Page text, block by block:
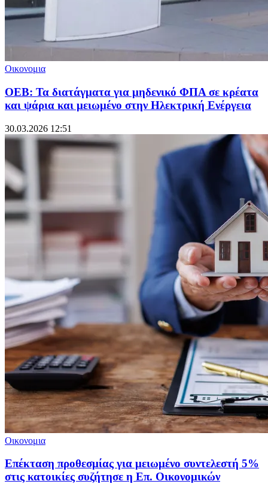
Οικονομια
ΟΕΒ: Τα διατάγματα για μηδενικό ΦΠΑ σε κρέατα
και ψάρια και μειωμένο στην Ηλεκτρική Ενέργεια
30.03.2026 12:51
Οικονομια
Επέκταση προθεσμίας για μειωμένο συντελεστή 5%
στις κατοικίες συζήτησε η Επ. Οικονομικών